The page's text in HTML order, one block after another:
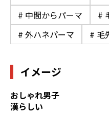
# 中間からパーマ
#
# 外ハネパーマ
# 毛
イメージ
おしゃれ男子
漢らしい